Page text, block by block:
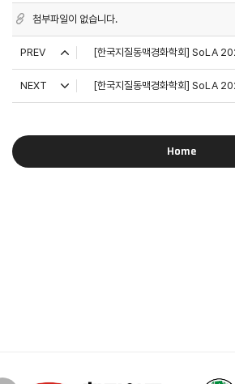
첨부파일이 없습니다.
PREV
NEXT
Home